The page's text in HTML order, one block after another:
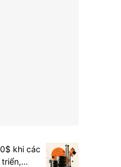
khi các